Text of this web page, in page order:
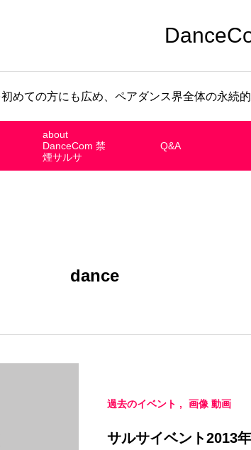
めての方にも広め、ペアダンス界全体の永続
about
DanceCom 禁
煙サルサ
Q&A
dance
過去のイベント 画像 動画
サルサイベント2013